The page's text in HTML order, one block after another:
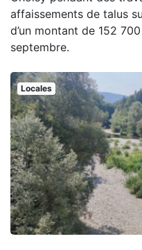
affaissements de talus
d’un montant de 152
septembre.
Locales